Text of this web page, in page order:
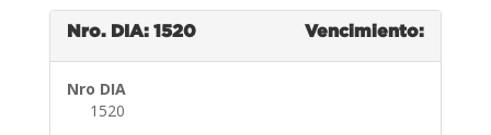
Nro. DIA: 1520 Vencimiento:
Nro DIA
1520